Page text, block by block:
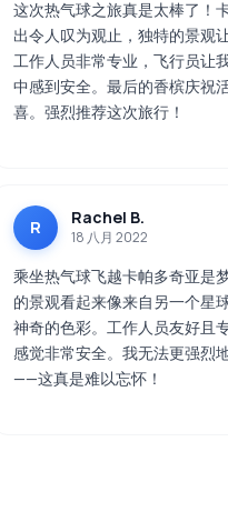
这次热气球之旅真是太棒了！
出令人叹为观止，独特的景观
工作人员非常专业，飞行员让
中感到安全。最后的香槟庆祝
喜。强烈推荐这次旅行！
R Rachel B.
18 八月 2022
乘坐热气球飞越卡帕多奇亚是
的景观看起来像来自另一个星
神奇的色彩。工作人员友好且
感觉非常安全。我无法更强烈
——这真是难以忘怀！